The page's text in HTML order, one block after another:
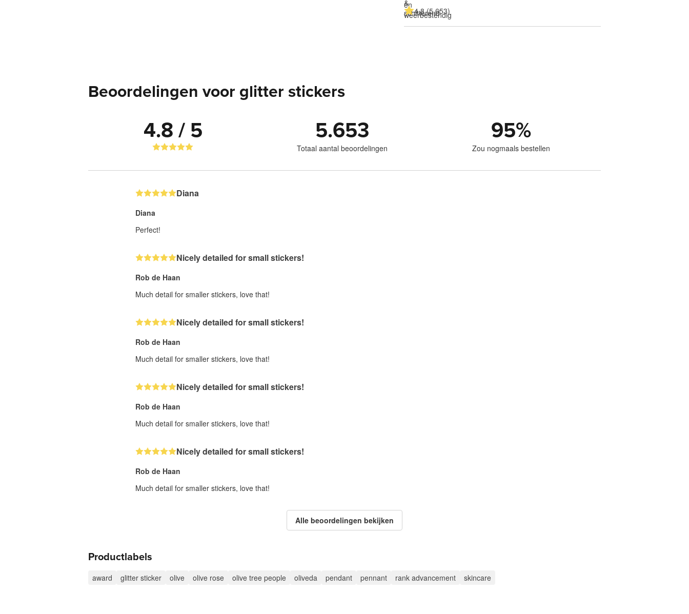
4.8 (5.653)
Beoordelingen voor glitter stickers
4.8 / 5 5.653
Totaal aantal beoordelingen
95%
Zou nogmaals bestellen
Diana
Diana
Perfect!
Nicely detailed for small stickers!
Rob de Haan
Much detail for smaller stickers, love that!
Nicely detailed for small stickers!
Rob de Haan
Much detail for smaller stickers, love that!
Nicely detailed for small stickers!
Rob de Haan
Much detail for smaller stickers, love that!
Nicely detailed for small stickers!
Rob de Haan
Much detail for smaller stickers, love that!
Alle beoordelingen bekijken
Productlabels
award glitter sticker olive olive rose olive tree people oliveda pendant pennant rank advancement skincare